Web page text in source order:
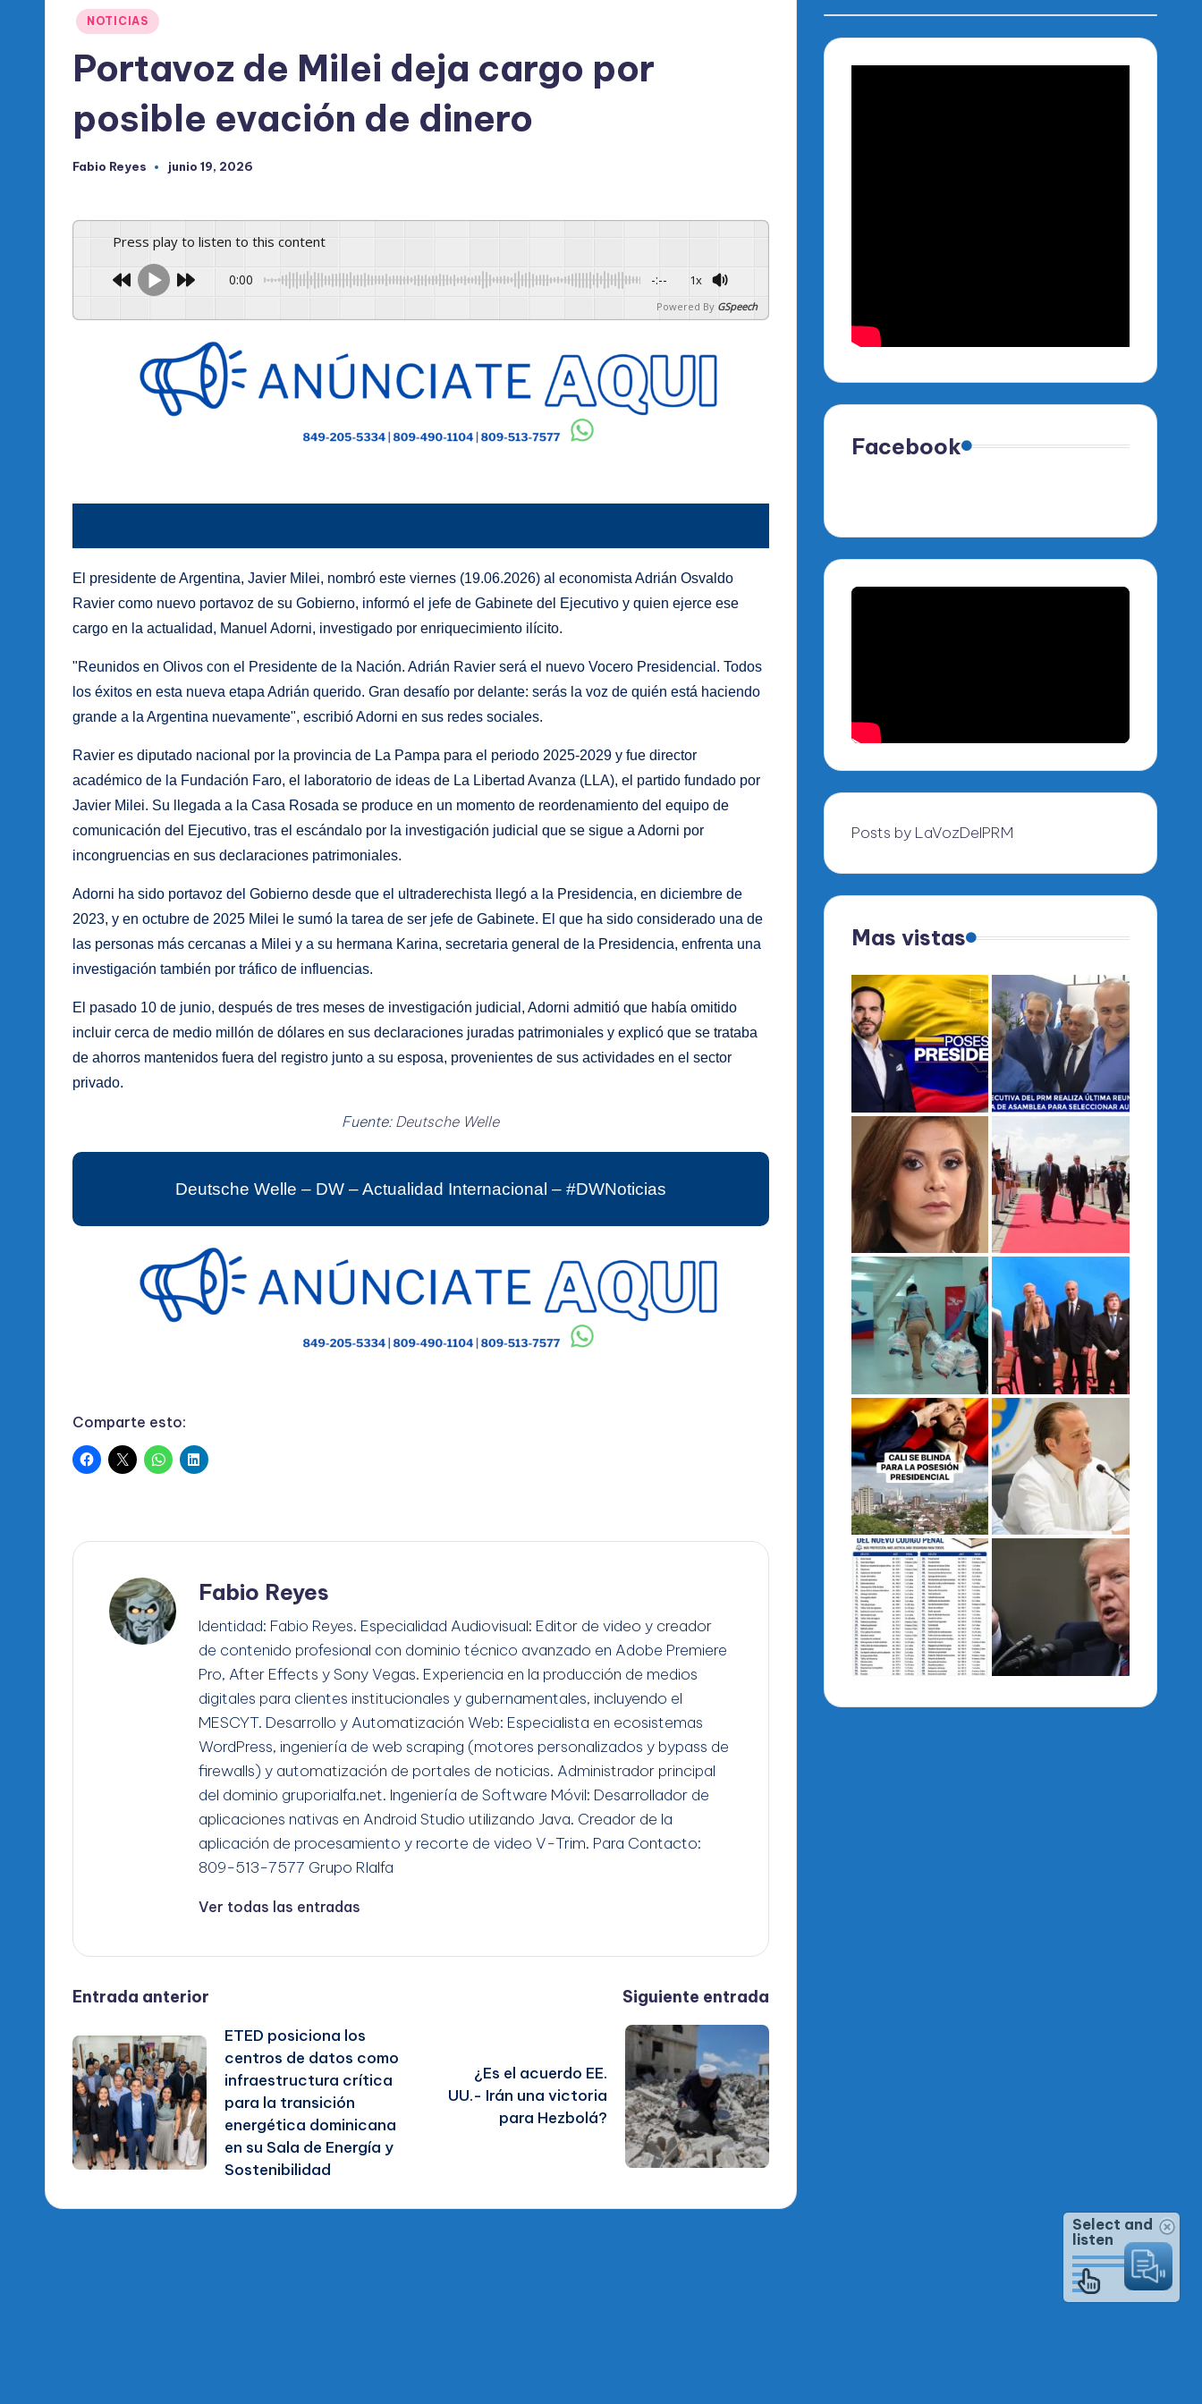
M
Publicado
NOTICIAS
Portavoz de Milei deja cargo por
posible evación de dinero
Publicado
Fabio Reyes junio 19, 2026
Press play to listen to this content
0:00 -:-- 1x
Powered By GSpeech
El presidente de Argentina, Javier Milei, nombró este viernes (19.06.2026) al economista Adrián Osvaldo
Ravier como nuevo portavoz de su Gobierno, informó el jefe de Gabinete del Ejecutivo y quien ejerce ese
cargo en la actualidad, Manuel Adorni, investigado por enriquecimiento ilícito.
"Reunidos en Olivos con el Presidente de la Nación. Adrián Ravier será el nuevo Vocero Presidencial. Todos
los éxitos en esta nueva etapa Adrián querido. Gran desafío por delante: serás la voz de quién está haciendo
grande a la Argentina nuevamente", escribió Adorni en sus redes sociales.
Ravier es diputado nacional por la provincia de La Pampa para el periodo 2025-2029 y fue director
académico de la Fundación Faro, el laboratorio de ideas de La Libertad Avanza (LLA), el partido fundado por
Javier Milei. Su llegada a la Casa Rosada se produce en un momento de reordenamiento del equipo de
comunicación del Ejecutivo, tras el escándalo por la investigación judicial que se sigue a Adorni por
incongruencias en sus declaraciones patrimoniales.
Adorni ha sido portavoz del Gobierno desde que el ultraderechista llegó a la Presidencia, en diciembre de
2023, y en octubre de 2025 Milei le sumó la tarea de ser jefe de Gabinete. El que ha sido considerado una de
las personas más cercanas a Milei y a su hermana Karina, secretaria general de la Presidencia, enfrenta una
investigación también por tráfico de influencias.
El pasado 10 de junio, después de tres meses de investigación judicial, Adorni admitió que había omitido
incluir cerca de medio millón de dólares en sus declaraciones juradas patrimoniales y explicó que se trataba
de ahorros mantenidos fuera del registro junto a su esposa, provenientes de sus actividades en el sector
privado.
Fuente: Deutsche Welle
Deutsche Welle – DW – Actualidad Internacional – #DWNoticias
Comparte esto:
Fabio Reyes
Identidad: Fabio Reyes. Especialidad Audiovisual: Editor de video y creador
de contenido profesional con dominio técnico avanzado en Adobe Premiere
Pro, After Effects y Sony Vegas. Experiencia en la producción de medios
digitales para clientes institucionales y gubernamentales, incluyendo el
MESCYT. Desarrollo y Automatización Web: Especialista en ecosistemas
WordPress, ingeniería de web scraping (motores personalizados y bypass de
firewalls) y automatización de portales de noticias. Administrador principal
del dominio gruporialfa.net. Ingeniería de Software Móvil: Desarrollador de
aplicaciones nativas en Android Studio utilizando Java. Creador de la
aplicación de procesamiento y recorte de video V-Trim. Para Contacto:
809-513-7577 Grupo RIalfa
Ver todas las entradas
Navegación
de
entradas
Entrada anterior
ETED posiciona los
centros de datos como
infraestructura crítica
para la transición
energética dominicana
en su Sala de Energía y
Sostenibilidad
Siguiente entrada
¿Es el acuerdo EE.
UU.- Irán una victoria
para Hezbolá?
Facebook
Posts by LaVozDelPRM
Mas vistas
Select and
listen